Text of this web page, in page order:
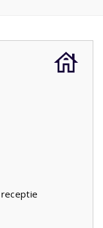
. Een badkamer
is ook de tweede
Er is een